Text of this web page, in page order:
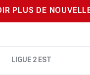
PLUS DE
LIGUE 2 EST